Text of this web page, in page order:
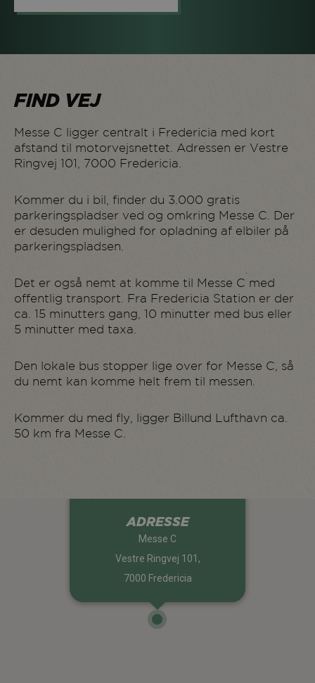
FIND VEJ
Messe C ligger centralt i Fredericia med kort
afstand til motorvejsnettet. Adressen er Vestre
Ringvej 101, 7000 Fredericia.
Kommer du i bil, finder du 3.000 gratis
parkeringspladser ved og omkring Messe C. Der
er desuden mulighed for opladning af elbiler på
parkeringspladsen.
Det er også nemt at komme til Messe C med
offentlig transport. Fra Fredericia Station er der
ca. 15 minutters gang, 10 minutter med bus eller
5 minutter med taxa.
Den lokale bus stopper lige over for Messe C, så
du nemt kan komme helt frem til messen.
Kommer du med fly, ligger Billund Lufthavn ca.
50 km fra Messe C.
ADRESSE
Messe C
Vestre Ringvej 101,
7000 Fredericia